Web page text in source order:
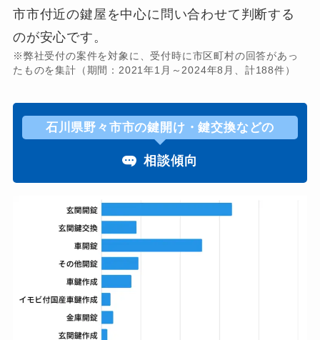
市市付近の鍵屋を中心に問い合わせて判断する
のが安心です。
※弊社受付の案件を対象に、受付時に市区町村の回答があっ
たものを集計（期間：2021年1月～2024年8月、計188件）
石川県野々市市の鍵開け・鍵交換などの
相談傾向